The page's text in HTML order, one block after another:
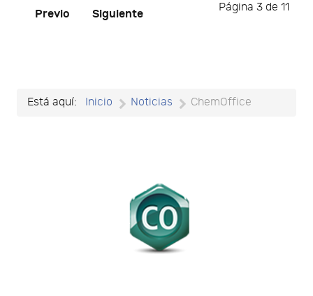
Página 3 de 11
Previo Siguiente
Está aquí: Inicio Noticias ChemOffice